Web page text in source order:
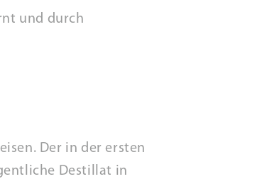
und durch
Der in der ersten
Destillat in